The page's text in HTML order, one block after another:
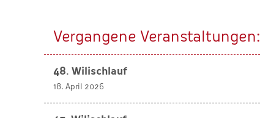
Vergangene Veranstaltungen:
48. Wilischlauf
18. April 2026